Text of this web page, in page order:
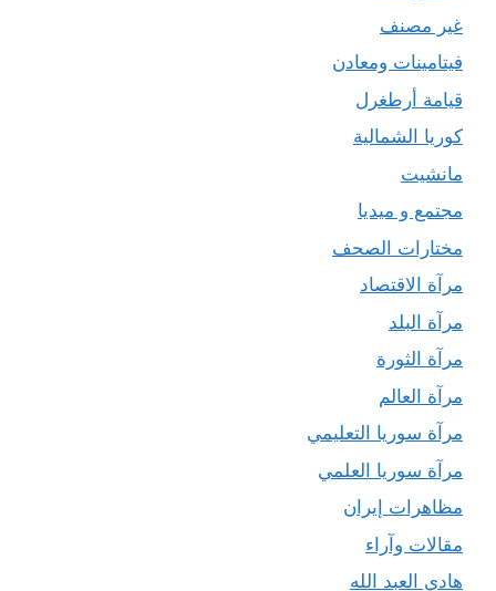
غير مصنف
فيتامينات ومعادن
قيامة أرطغرل
كوريا الشمالية
مانشيت
مجتمع و ميديا
مختارات الصحف
مرآة الاقتصاد
مرآة البلد
مرآة الثورة
مرآة العالم
مرآة سوريا التعليمي
مرآة سوريا العلمي
مظاهرات إيران
مقالات وآراء
هادي العبد الله